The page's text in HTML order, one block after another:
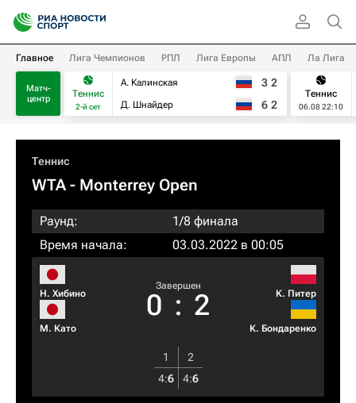
Главное Лига Чемпионов РПЛ Лига Европы АПЛ Ла Лига
Матч-
центр
Теннис
2-й сет
А. Калинская
Д. Шнайдер
3 2
6 2
Теннис
06.08 22:10
Теннис
WTA- Monterrey Open
Раунд:
1/8 финала
Время начала:
03.03.2022 в 00:05
Н. Хибино
М. Като
Завершен
0 : 2 К. Питер
К. Бондаренко
1
2
4:6 4:6